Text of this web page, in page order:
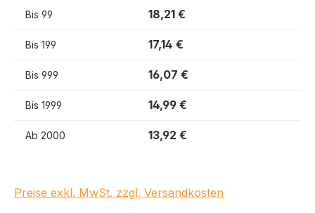
Bis 99 18,21 €
Bis 199 17,14 €
Bis 999 16,07 €
Bis 1999 14,99 €
Ab 2000 13,92 €
Preise exkl. MwSt. zzgl. Versandkosten